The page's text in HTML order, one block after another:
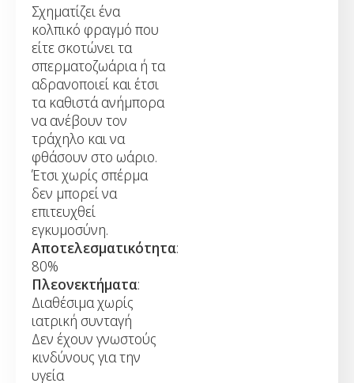
Σχηματίζει ένα
κολπικό φραγμό που
είτε σκοτώνει τα
σπερματοζωάρια ή τα
αδρανοποιεί και έτσι
τα καθιστά ανήμπορα
να ανέβουν τον
τράχηλο και να
φθάσουν στο ωάριο.
Έτσι χωρίς σπέρμα
δεν μπορεί να
επιτευχθεί
εγκυμοσύνη.
Αποτελεσματικότητα:
80%
Πλεονεκτήματα:
Διαθέσιμα χωρίς
ιατρική συνταγή
Δεν έχουν γνωστούς
κινδύνους για την
υγεία